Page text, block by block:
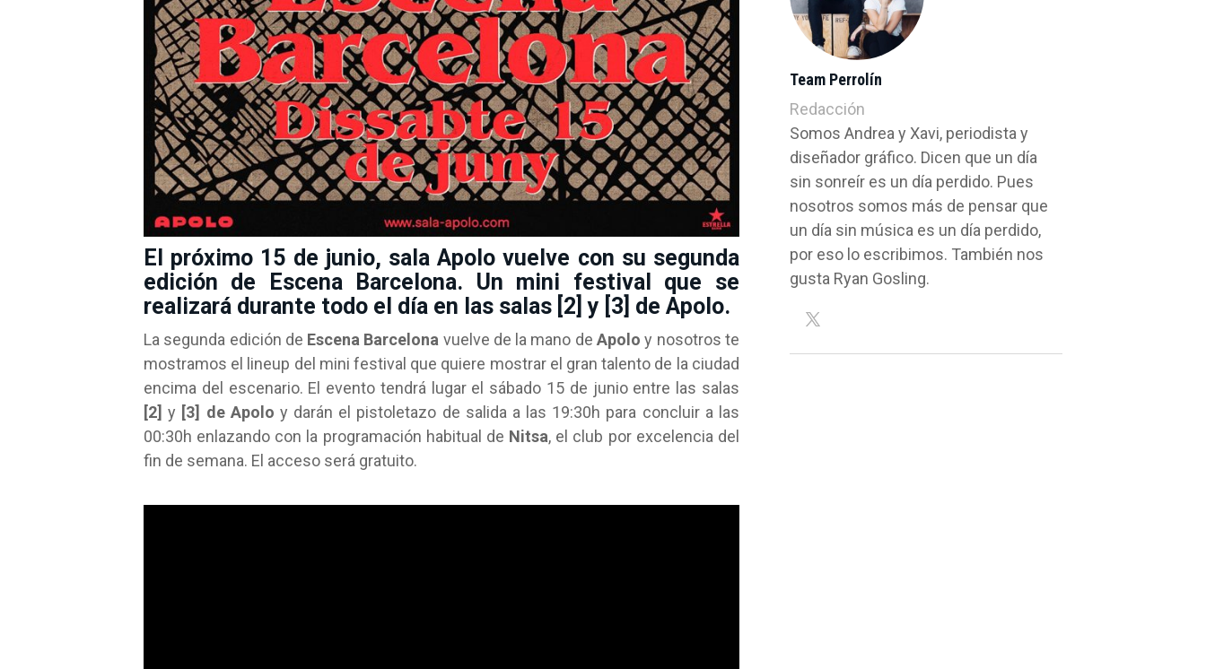
El próximo 15 de junio, sala Apolo vuelve con su segunda
edición de Escena Barcelona. Un mini festival que se
realizará durante todo el día en las salas [2] y [3] de Apolo.
La segunda edición de Escena Barcelona vuelve de la mano deApolo y nosotros te
mostramos el lineup del mini festival que quiere mostrar el gran talento de la ciudad
encima del escenario. El evento tendrá lugar el sábado 15 de junio entre las salas
[2] y [3] de Apolo y darán el pistoletazo de salida a las 19:30h para concluir a las
00:30h enlazando con la programación habitual de Nitsa, el club por excelencia del
fin de semana. El acceso será gratuito.
Team Perrolín
Redacción
Somos Andrea y Xavi, periodista y
diseñador gráfico. Dicen que un día
sin sonreír es un día perdido. Pues
nosotros somos más de pensar que
un día sin música es un día perdido,
por eso lo escribimos. También nos
gusta Ryan Gosling.